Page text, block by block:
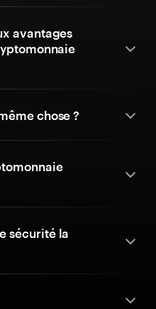
avantages
chose ?
sécurité la